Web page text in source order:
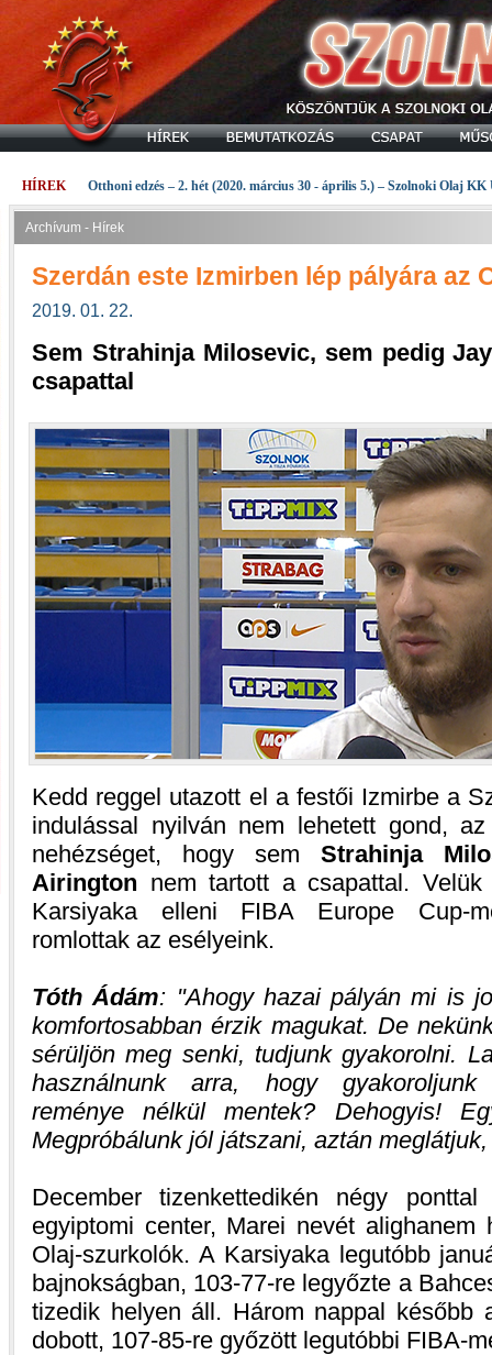
HÍREK Otthoni edzés – 2. hét (2020. március 30 - április 5.) – Szolnoki Olaj KK
Archívum - Hírek
Szerdán este Izmirben lép pályára az
2019. 01. 22.
Sem Strahinja Milosevic, sem pedig
csapattal
Kedd reggel utazott el a festői Izmirbe a
indulással nyilván nem lehetett gond,
nehézséget, hogy sem Strahinja
Airington nem tartott a csapattal.
Karsiyaka elleni FIBA Europe Cup-
romlottak az esélyeink.
Tóth Ádám:
Ahogy hazai pályán mi is
komfortosabban érzik magukat. De
sérüljön meg senki, tudjunk gyakorolni.
használnunk arra, hogy gyakoroljunk
reménye nélkül mentek? Dehogyis!
Megpróbálunk jól játszani, aztán
December tizenkettedikén négy
egyiptomi center, Marei nevét
Olaj-szurkolók. A Karsiyaka legutóbb
bajnokságban, 103-77-re legyőzte a
tizedik helyen áll. Három nappal később
dobott, 107-85-re győzött legutóbbi FIBA-